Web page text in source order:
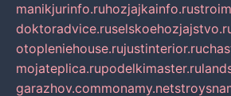
manikjurinfo.ruhozjajkainfo.ru
doktoradvice.ru
otopleniehouse.rujustinterior.ru
mojateplica.rupodelkimaster.ru
garazhov.commonamy.net